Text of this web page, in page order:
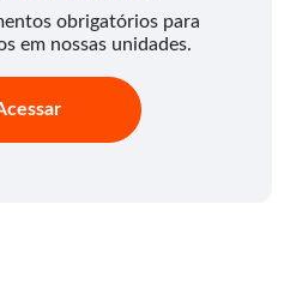
obrigatórios para
em nossas unidades.